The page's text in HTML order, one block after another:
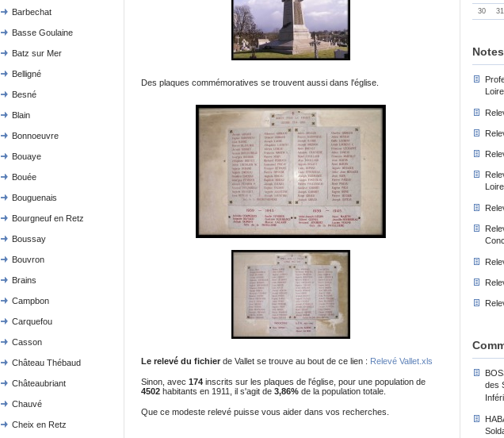
Barbechat
Basse Goulaine
Batz sur Mer
Belligné
Besné
Blain
Bonnoeuvre
Bouaye
Bouée
Bouguenais
Bourgneuf en Retz
Boussay
Bouvron
Brains
Campbon
Carquefou
Casson
Château Thébaud
Châteaubriant
Chauvé
Cheix en Retz
30
31
Loire
des
Des plaques commémoratives se trouvent aussi dans l'église.
Le relevé du fichierde Vallet se trouve au bout de ce lien : Relevé Vallet.xls
Sinon, avec 174inscrits sur les plaques de l'église, pour une population de
4502habitants en 1911, il s'agit de 3,86%de la population totale.
Que ce modeste relevé puisse vous aider dans vos recherches.